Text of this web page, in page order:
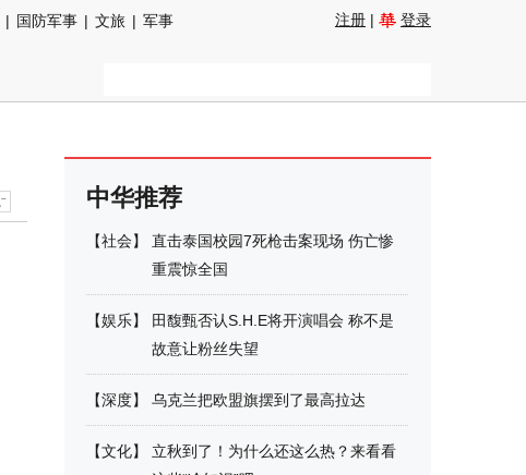
| 国防军事 | 文旅 | 军事
注册 | 登录
中华推荐
【社会】
直击泰国校园7死枪击案现场 伤亡惨
重震惊全国
【娱乐】
田馥甄否认S.H.E将开演唱会 称不是
故意让粉丝失望
【深度】 乌克兰把欧盟旗摆到了最高拉达
【文化】
立秋到了！为什么还这么热？来看看